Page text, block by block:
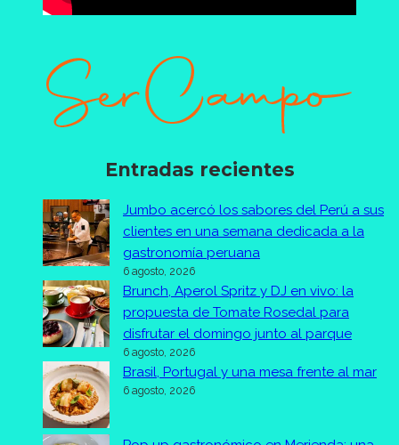
Entradas recientes
Jumbo acercó los sabores del Perú a sus
clientes en una semana dedicada a la
gastronomía peruana
6 agosto, 2026
Brunch, Aperol Spritz y DJ en vivo: la
propuesta de Tomate Rosedal para
disfrutar el domingo junto al parque
6 agosto, 2026
Brasil, Portugal y una mesa frente al mar
6 agosto, 2026